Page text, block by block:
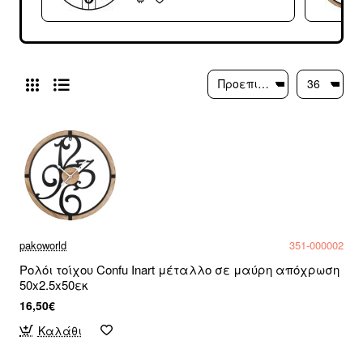
pakoworld 351-000002
Ρολόι τοίχου Confu Inart μέταλλο σε μαύρη απόχρωση
50x2.5x50εκ
16,50€
Καλάθι